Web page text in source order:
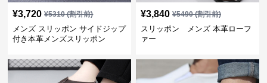
¥3,720 ¥5310(割引前)
メンズ スリッポン サイドジップ
付き本革メンズスリッポン
¥3,840 ¥5490(割引前)
スリッポン メンズ 本革ローフ
ァー